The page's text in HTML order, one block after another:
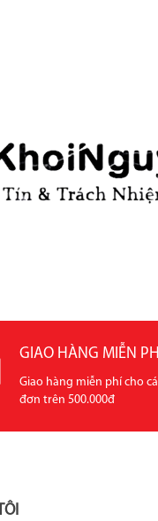
GIAO HÀNG MIỄN
Giao hàng miễn phí cho
đơn trên 500.000đ